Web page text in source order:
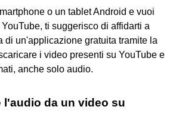
o un tablet Android e vuoi
ti suggerisco di affidarti a
di un'applicazione gratuita tramite la
i video presenti su YouTube e
anche solo audio.
l'audio da un video su